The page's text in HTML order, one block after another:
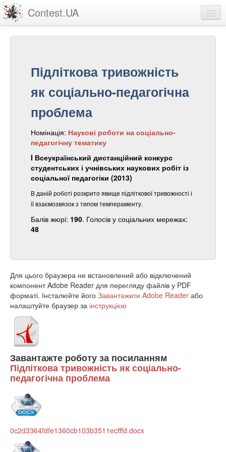
Contest.UA
Статистика
Про проект
реєстрація
Підліткова тривожність
як соціально-педагогічна
проблема
Номінація: Наукові роботи на соціально-
педагогічну тематику
I Всеукраїнський дистанційний конкурс
студентських і учнівських наукових робіт із
соціальної педагогіки (2013)
В даній роботі розкрито явище підліткової тривожності і
її взаємозвязок з типом темпераменту.
Балів жюрі: 190. Голосів у соціальних мережах:
48
Для цього браузера не встановлений або відключений
компонент Adobe Reader для перегляду файлів у PDF
форматі. Інсталюйте його Завантажити Adobe Reader або
налаштуйте браузер за інструкцією
Завантажте роботу за посиланням
Підліткова тривожність як соціально-
педагогічна проблема
0c2d3364fdfe1360cb103b3511ecfffd.docx